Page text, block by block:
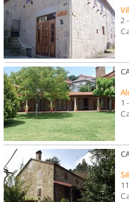
2
1